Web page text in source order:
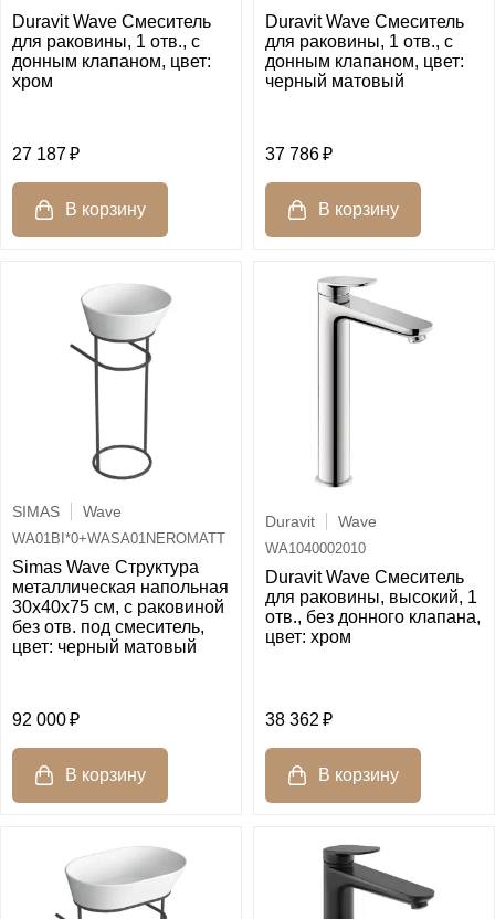
Duravit Wave Смеситель
для раковины, 1 отв., с
донным клапаном, цвет:
хром
27 187
Duravit Wave Смеситель
для раковины, 1 отв., с
донным клапаном, цвет:
черный матовый
37 786
SIMAS Wave
WA01BI*0+WASA01NEROMATT
Simas Wave Структура
металлическая напольная
30х40х75 см, с раковиной
без отв. под смеситель,
цвет: черный матовый
92 000
Duravit Wave
WA1040002010
Duravit Wave Смеситель
для раковины, высокий, 1
отв., без донного клапана,
цвет: хром
38 362